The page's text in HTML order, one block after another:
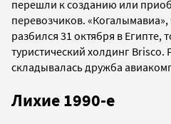
перешли к созданию или
перевозчиков. «Когалымавиа»,
разбился 31 октября в Египте,
туристический холдинг Brisco.
складывалась дружба
Лихие 1990-е